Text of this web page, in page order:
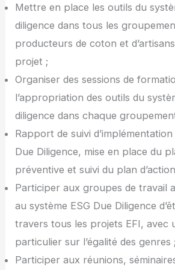
Mettre en place les outils du
diligence dans tous les
producteurs de coton et
projet ;
Organiser des sessions de
l’appropriation des outils du
diligence dans chaque
Rapport de suivi d’implémentation
Due Diligence, mise en place du
préventive et suivi du plan
Participer aux groupes de travail
au système ESG Due Diligence
travers tous les projets EFI, avec
particulier sur l’égalité des genres ;
Participer aux réunions,